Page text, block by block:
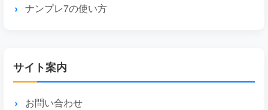
ナンプレ7の使い方
サイト案内
お問い合わせ